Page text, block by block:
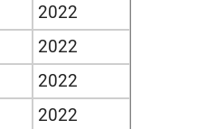
2022
2022
2022
2022